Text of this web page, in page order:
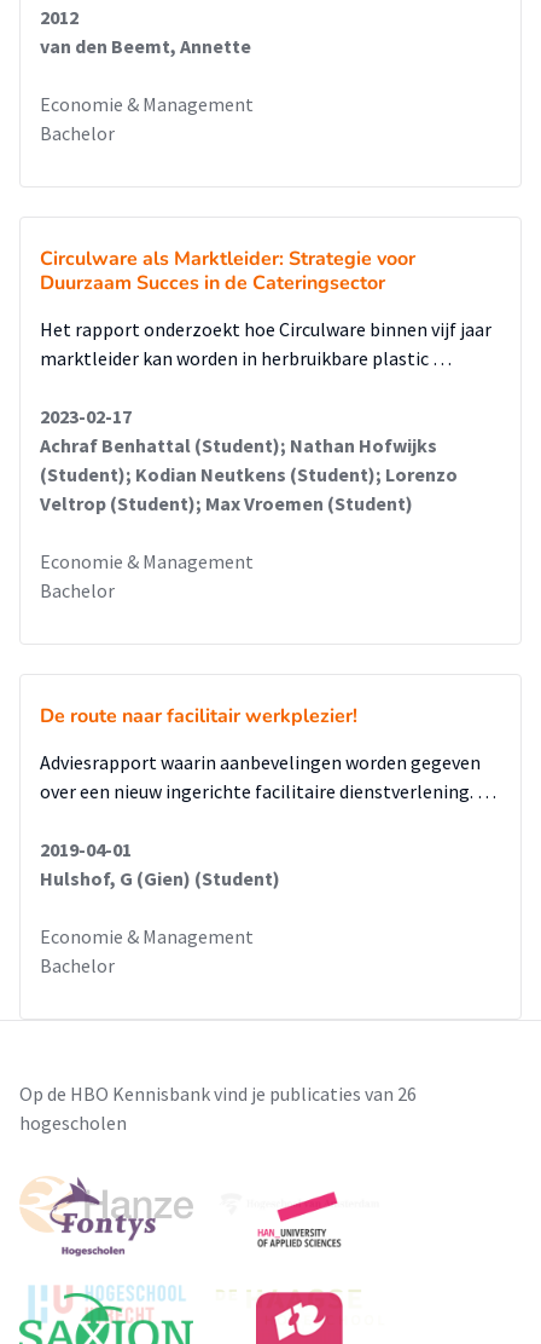
2012
van den Beemt, Annette
Economie & Management
Bachelor
Circulware als Marktleider: Strategie voor
Duurzaam Succes in de Cateringsector
Het rapport onderzoekt hoe Circulware binnen vijf jaar
marktleider kan worden in herbruikbare plastic …
2023-02-17
Achraf Benhattal (Student); Nathan Hofwijks
(Student); Kodian Neutkens (Student); Lorenzo
Veltrop (Student); Max Vroemen (Student)
Economie & Management
Bachelor
De route naar facilitair werkplezier!
Adviesrapport waarin aanbevelingen worden gegeven
over een nieuw ingerichte facilitaire dienstverlening. …
2019-04-01
Hulshof, G (Gien) (Student)
Economie & Management
Bachelor
Op de HBO Kennisbank vind je publicaties van 26
hogescholen